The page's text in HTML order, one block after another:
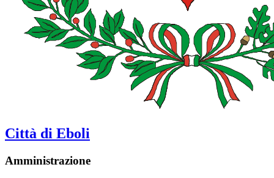
Città di Eboli
Amministrazione